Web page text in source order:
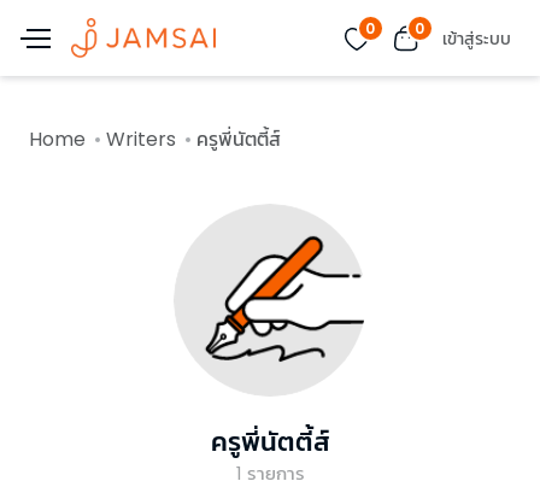
0 0 เข้าสู่ระบบ
Home Writers ครูพี่นัตตี้ส์
ครูพี่นัตตี้ส์
1 รายการ